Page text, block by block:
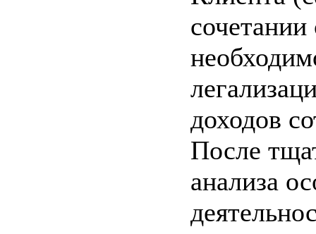
сочетании
доходов
После
анализа